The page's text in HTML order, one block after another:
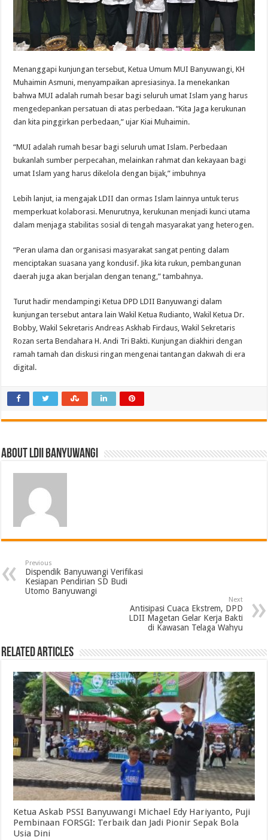
Menanggapi kunjungan tersebut, Ketua Umum MUI Banyuwangi, KH
Muhaimin Asmuni, menyampaikan apresiasinya. Ia menekankan
bahwa MUI adalah rumah besar bagi seluruh umat Islam yang harus
mengedepankan persatuan di atas perbedaan. “Kita Jaga kerukunan
dan kita pinggirkan perbedaan,” ujar Kiai Muhaimin.
“MUI adalah rumah besar bagi seluruh umat Islam. Perbedaan
bukanlah sumber perpecahan, melainkan rahmat dan kekayaan bagi
umat Islam yang harus dikelola dengan bijak,” imbuhnya
Lebih lanjut, ia mengajak LDII dan ormas Islam lainnya untuk terus
memperkuat kolaborasi. Menurutnya, kerukunan menjadi kunci utama
dalam menjaga stabilitas sosial di tengah masyarakat yang heterogen.
“Peran ulama dan organisasi masyarakat sangat penting dalam
menciptakan suasana yang kondusif. Jika kita rukun, pembangunan
daerah juga akan berjalan dengan tenang,” tambahnya.
Turut hadir mendampingi Ketua DPD LDII Banyuwangi dalam
kunjungan tersebut antara lain Wakil Ketua Rudianto, Wakil Ketua Dr.
Bobby, Wakil Sekretaris Andreas Askhab Firdaus, Wakil Sekretaris
Rozan serta Bendahara H. Andi Tri Bakti. Kunjungan diakhiri dengan
ramah tamah dan diskusi ringan mengenai tantangan dakwah di era
digital.
About LDII BANYUWANGI
Previous
Dispendik Banyuwangi Verifikasi
Kesiapan Pendirian SD Budi
Utomo Banyuwangi
Next
Antisipasi Cuaca Ekstrem, DPD
LDII Magetan Gelar Kerja Bakti
di Kawasan Telaga Wahyu
Related Articles
Ketua Askab PSSI Banyuwangi Michael Edy Hariyanto, Puji
Pembinaan FORSGI: Terbaik dan Jadi Pionir Sepak Bola
Usia Dini